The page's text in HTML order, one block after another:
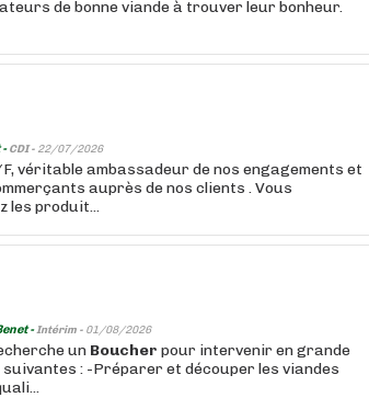
de bonne viande à trouver leur bonheur.
-CDI - 22/07/2026
véritable ambassadeur de nos engagements et
auprès de nos clients . Vous
les produit...
-Intérim - 01/08/2026
un Boucher pour intervenir en grande
: -Préparer et découper les viandes